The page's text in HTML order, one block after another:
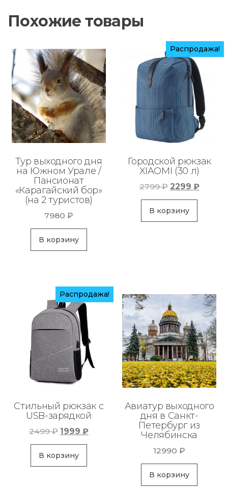
Похожие товары
Тур выходного дня
на Южном Урале /
Пансионат
«Карагайский бор»
(на 2 туристов)
7980 ₽
В корзину
Распродажа!
Городской рюкзак
XIAOMI (30 л)
2799₽
цена
составляла
2799 ₽.
2299 ₽
В корзину
Распродажа!
Стильный рюкзак с
USB-зарядкой
2499₽ Первоначальная
цена
составляла
2499 ₽.
1999 ₽Текущая
В корзину
Авиатур выходного
дня в Санкт-
Петербург из
Челябинска
12990₽
В корзину